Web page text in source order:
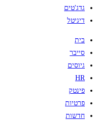
גדג'טים
דיגיטל
בית
סייבר
גיוסים
HR
פינטק
פרטיות
חדשות